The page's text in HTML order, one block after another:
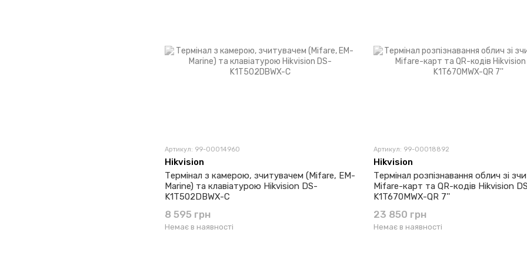
Артикул: 99-00014960
Hikvision
Термінал з камерою, зчитувачем (Mifare, EM-
Marine) та клавіатурою Hikvision DS-
K1T502DBWX-C
8 595 грн
Немає в наявності
Артикул: 99-00018892
Hikvision
Термінал розпізнавання облич зі
Mifare-карт та QR-кодів Hikvision
K1T670MWX-QR 7''
23 850 грн
Немає в наявності